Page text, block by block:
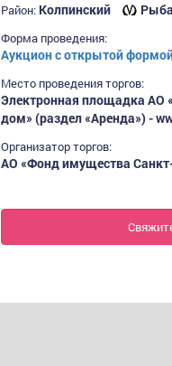
Район: Колпинский
Форма проведения:
Аукцион с открытой
Место проведения торгов:
Электронная площадка АО
дом» (раздел «Аренда») -
Организатор торгов:
АО «Фонд имущества